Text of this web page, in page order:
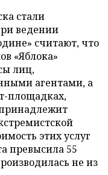
стали
ведении
считают, что
«Яблока»
лиц,
агентами, а
площадках,
этих услуг
превысила 55
не из